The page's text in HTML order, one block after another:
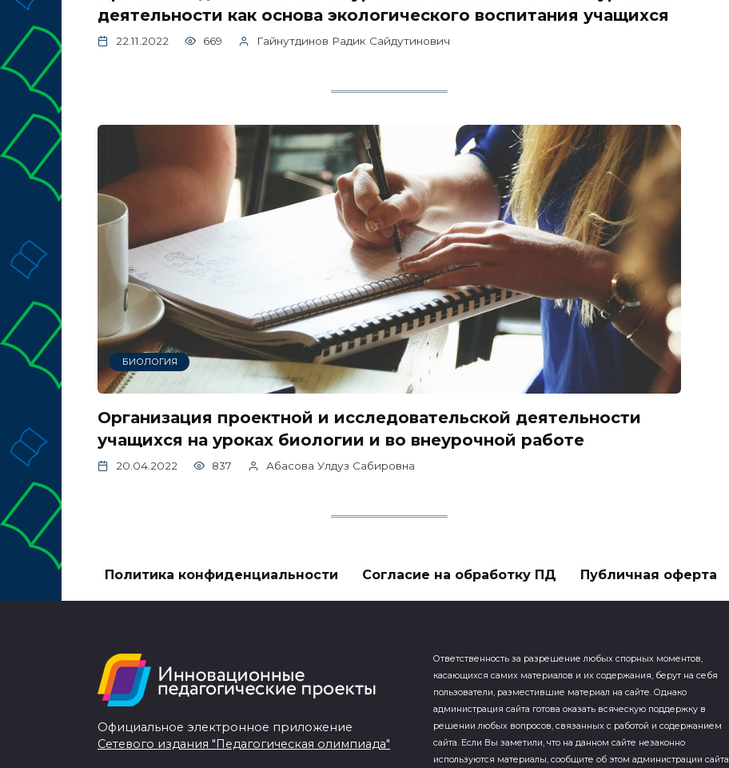
деятельности как основа экологического воспитания учащихся
22.11.2022 669 Гайнутдинов Радик Сайдутинович
БИОЛОГИЯ
Организация проектной и исследовательской деятельности
учащихся на уроках биологии и во внеурочной работе
20.04.2022 837 Абасова Улдуз Сабировна
Политика конфиденциальности Согласие на обработку ПД Публичная оферта
Официальное электронное приложение
Сетевого издания "Педагогическая олимпиада"
Ответственность за разрешение любых спорных моментов,
касающихся самих материалов и их содержания, берут на себя
пользователи, разместившие материал на сайте. Однако
администрация сайта готова оказать всяческую поддержку в
решении любых вопросов, связанных с работой и содержанием
сайта. Если Вы заметили, что на данном сайте незаконно
используются материалы, сообщите об этом администрации сайта